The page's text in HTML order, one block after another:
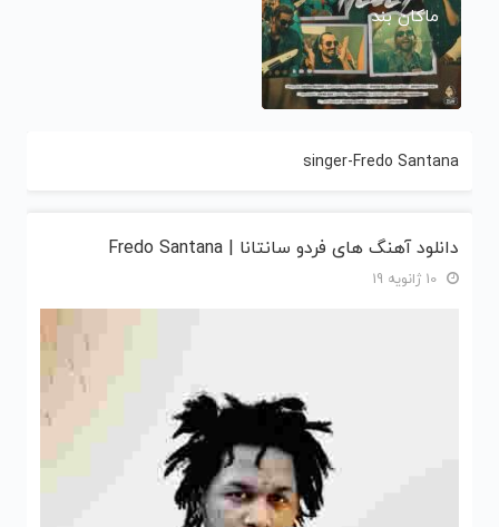
ماکان بند
singer-Fredo Santana
دانلود آهنگ های فردو سانتانا | Fredo Santana